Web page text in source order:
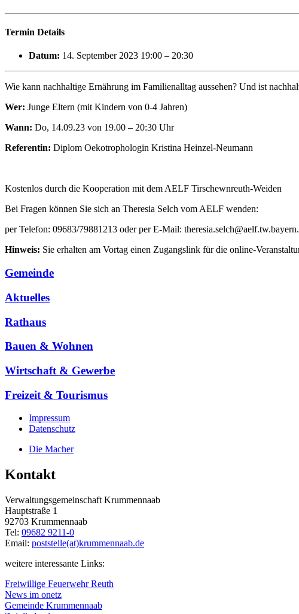
Termin Details
Datum: 14. September 2023 19:00 – 20:30
Wie kann nachhaltige Ernährung im Familienalltag aussehen? Und ist
Wer: Junge Eltern (mit Kindern von 0-4 Jahren)
Wann: Do, 14.09.23 von 19.00 – 20:30 Uhr
Referentin: Diplom Oekotrophologin Kristina Heinzel-Neumann
Kostenlos durch die Kooperation mit dem AELF Tirschewnreuth-Weiden
Bei Fragen können Sie sich an Theresia Selch vom AELF wenden:
per Telefon: 09683/79881213 oder per E-Mail:
Hinweis: Sie erhalten am Vortag einen Zugangslink für die online-
Gemeinde
Aktuelles
Rathaus
Bauen & Wohnen
Wirtschaft & Gewerbe
Freizeit & Tourismus
Impressum
Datenschutz
Die Macher
Kontakt
Verwaltungsgemeinschaft Krummennaab
Hauptstraße 1
92703 Krummennaab
Tel: 09682 9211-0
Email: poststelle(at)krummennaab.de
weitere interessante Links:
Freiwillige Feuerwehr Reuth
News im onetz
Gemeinde Krummennaab